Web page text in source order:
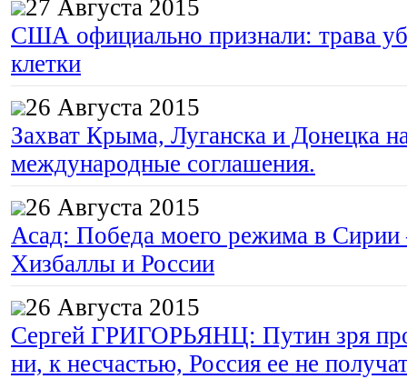
27 Августа 2015
США официально признали: трава
клетки
26 Августа 2015
Захват Крыма, Луганска и Донецка
международные соглашения.
26 Августа 2015
Асад: Победа моего режима в
Хизбаллы и России
26 Августа 2015
Сергей ГРИГОРЬЯНЦ: Путин зря
ни, к несчастью, Россия ее не